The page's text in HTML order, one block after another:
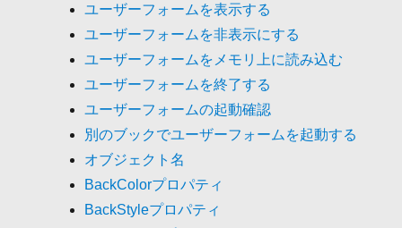
ユーザーフォームを表示する
ユーザーフォームを非表示にする
ユーザーフォームをメモリ上に読み込む
ユーザーフォームを終了する
ユーザーフォームの起動確認
別のブックでユーザーフォームを起動する
オブジェクト名
BackColorプロパティ
BackStyleプロパティ